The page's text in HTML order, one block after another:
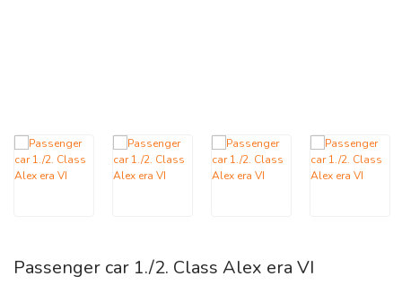
Passenger car 1./2. Class Alex era VI
TEKNİK KİTAP ve KATALOGLAR